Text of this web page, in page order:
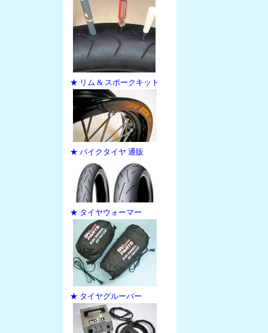
★ リム & スポークキット
★ バイクタイヤ 通販
★ タイヤウォーマー
★ タイヤグルーバー